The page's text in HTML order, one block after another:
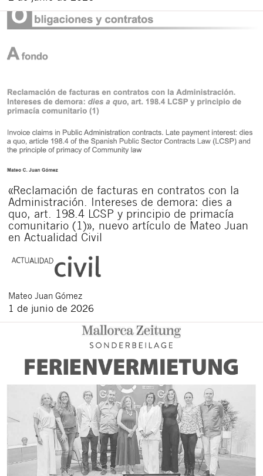
«Reclamación de facturas en contratos con la
Administración. Intereses de demora: dies a
quo, art. 198.4 LCSP y principio de primacía
comunitario (1)», nuevo artículo de Mateo Juan
en Actualidad Civil
Mateo Juan Gómez
1 de junio de 2026